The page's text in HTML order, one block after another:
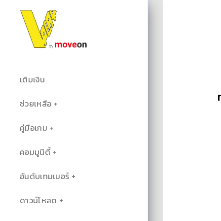
เติมเงิน
ช่วยเหลือ
คู่มือเกม
คอมมูนิตี้
อันดับเทมเมอร์
ดาวน์โหลด